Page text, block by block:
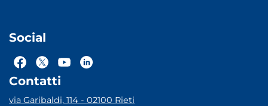
Social
Contatti
via Garibaldi, 114 - 02100 Rieti